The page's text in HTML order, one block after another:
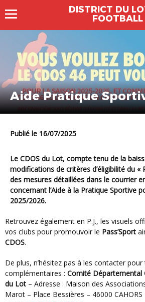
DISTRICT DU
FOOTBALL
Aide Pratique
Publié le 16/07/2025
Le CDOS du Lot, compte tenu de la baisse budgétaire et des
modifications de critères d’éligibilité du «
des mesures détaillées dans le courrier
concernant l’Aide à la Pratique Sportive
2025/2026.
Retrouvez également en P.J., les visuels officiels à afficher dans
vos clubs pour promouvoir le Pass’Sport
CDOS.
De plus, n’hésitez pas à les contacter pour toutes questions
complémentaires : Comité Départemental
du Lot – Adresse : Maison des
Marot – Place Bessières – 46000 CAHORS